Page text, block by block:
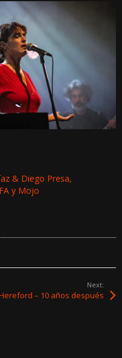
& Diego Presa,
y Mojo
Next:
– 10 años después